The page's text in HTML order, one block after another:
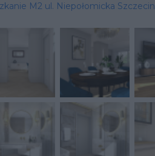
M2 ul. Niepołomicka Szczecin